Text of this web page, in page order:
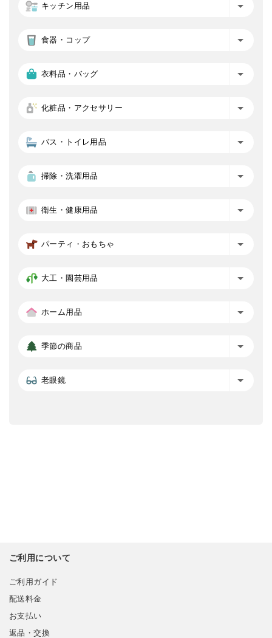
キッチン用品
食器・コップ
衣料品・バッグ
化粧品・アクセサリー
バス・トイレ用品
掃除・洗濯用品
衛生・健康用品
パーティ・おもちゃ
大工・園芸用品
ホーム用品
季節の商品
老眼鏡
ご利用について
ご利用ガイド
配送料金
お支払い
返品・交換